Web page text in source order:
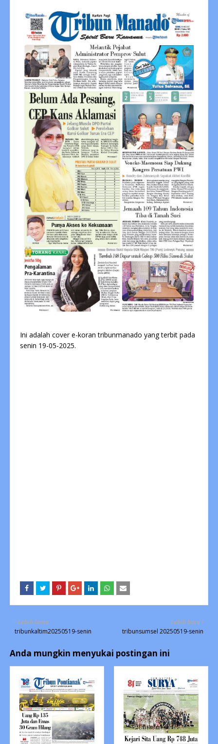
Ini adalah cover e-koran tribunmanado yang terbit pada
senin 19-05-2025.
Lebih baru
tribunsumsel 20250519-senin
Lebih lama
tribunkaltim20250519-senin
Anda mungkin menyukai postingan ini